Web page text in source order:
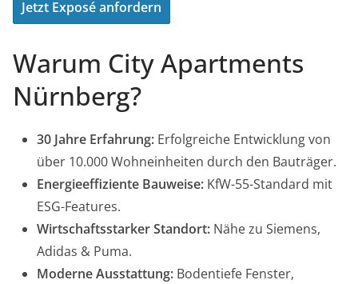
Jetzt Exposé anfordern
Warum City Apartments
Nürnberg?
30 Jahre Erfahrung: Erfolgreiche Entwicklung von
über 10.000 Wohneinheiten durch den Bauträger.
Energieeffiziente Bauweise: KfW-55-Standard mit
ESG-Features.
Wirtschaftsstarker Standort: Nähe zu Siemens,
Adidas & Puma.
Moderne Ausstattung: Bodentiefe Fenster,